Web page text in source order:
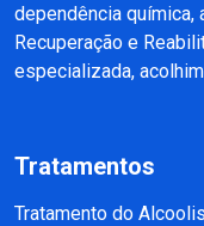
dependência
Recuperação e
especializada,
Tratamentos
Tratamento do